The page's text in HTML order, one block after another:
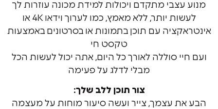
מתקדם ויכולות למידת מכונה עוזרות לך
לעשות יותר, ללא מאמץ, כמו לערוך וידאו 4K או
עם תוכן בתמונות או בסרטונים באמצעות
טקסט חי
סוללה לאורך כל היום, אתה יכול לעשות הכל
מבלי לדלג על פעימה
צור תוכן ללב שלך:
עצמך, צייר ועשה סיעור מוחות על מעצמה